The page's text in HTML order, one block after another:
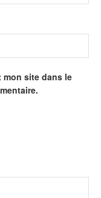
mon site dans le